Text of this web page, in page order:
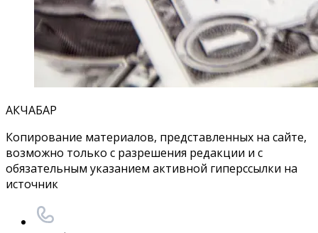
АКЧАБАР
Копирование материалов, представленных на сайте,
возможно только с разрешения редакции и с
обязательным указанием активной гиперссылки на
источник